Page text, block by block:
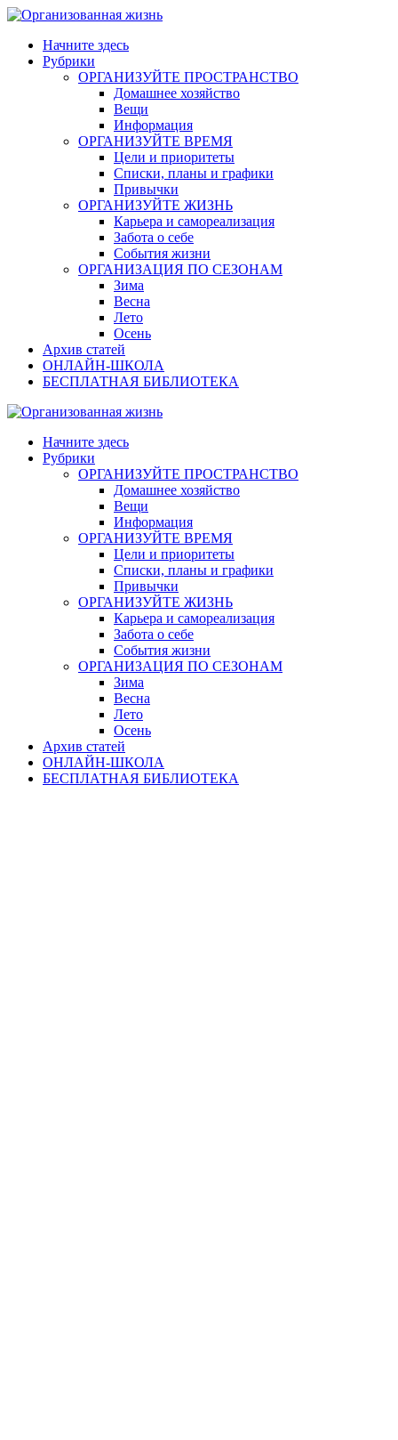
Skip
contentНачните здесь
Рубрики
ОРГАНИЗУЙТЕ ПРОСТРАНСТВО
Домашнее хозяйство
Вещи
Информация
ОРГАНИЗУЙТЕ ВРЕМЯ
Цели и приоритеты
Списки, планы и графики
Привычки
ОРГАНИЗУЙТЕ ЖИЗНЬ
Карьера и самореализация
Забота о себе
События жизни
ОРГАНИЗАЦИЯ ПО СЕЗОНАМ
Зима
Весна
Лето
Осень
Архив статей
ОНЛАЙН-ШКОЛА
БЕСПЛАТНАЯ БИБЛИОТЕКА
Начните здесь
Рубрики
ОРГАНИЗУЙТЕ ПРОСТРАНСТВО
Домашнее хозяйство
Вещи
Информация
ОРГАНИЗУЙТЕ ВРЕМЯ
Цели и приоритеты
Списки, планы и графики
Привычки
ОРГАНИЗУЙТЕ ЖИЗНЬ
Карьера и самореализация
Забота о себе
События жизни
ОРГАНИЗАЦИЯ ПО СЕЗОНАМ
Зима
Весна
Лето
Осень
Архив статей
ОНЛАЙН-ШКОЛА
БЕСПЛАТНАЯ БИБЛИОТЕКА